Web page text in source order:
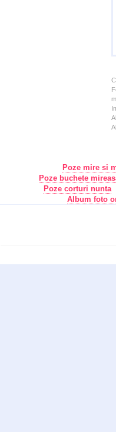
Poze mire si
Poze buchete
Poze corturi nunta
Album foto